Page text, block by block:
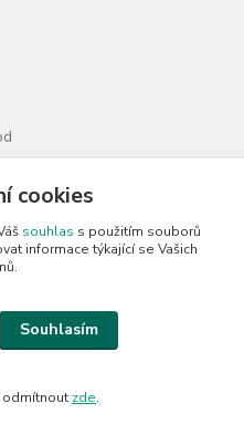
- 2026 © všechna prava vyhrazena
cookies
souhlas s použitím souborů
informace týkající se Vašich
Souhlasím
odmítnout zde.